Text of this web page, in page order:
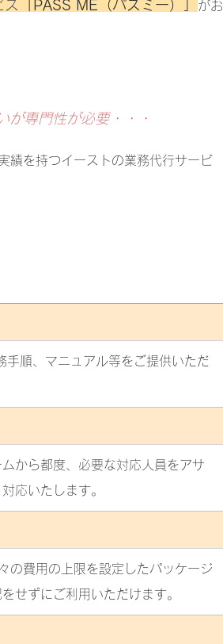
「PASS ME（パスミー）」
がお
が専門性が必要・・・
績を持つイーストの業務代行サービ
順、マニュアル等をご提供いただ
から都度、必要な対応人員をアサ
応いたします。
の費用の上限を設定したパッケージ
せずにご利用いただけます。